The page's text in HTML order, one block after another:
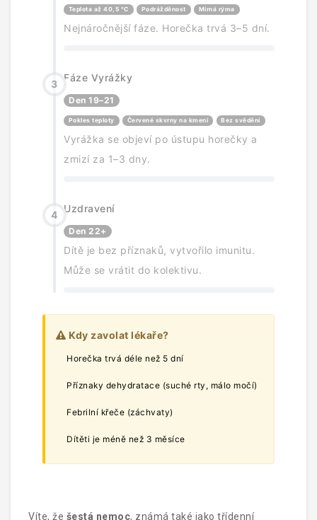
Teplota až 40,5 °C Podrážděnost Mírná rýma
Nejnáročnější fáze. Horečka trvá 3–5 dní.
3
Fáze Vyrážky
Den 19–21
Pokles teploty Červené skvrny na kmeni Bez svědění
Vyrážka se objeví po ústupu horečky a
zmizí za 1–3 dny.
4
Uzdravení
Den 22+
Dítě je bez příznaků, vytvořilo imunitu.
Může se vrátit do kolektivu.
Kdy zavolat lékaře?
Horečka trvá déle než 5 dní
Příznaky dehydratace (suché rty, málo močí)
Febrilní křeče (záchvaty)
Dítěti je méně než 3 měsíce
Víte, že šestá nemoc, známá také jako třídenní